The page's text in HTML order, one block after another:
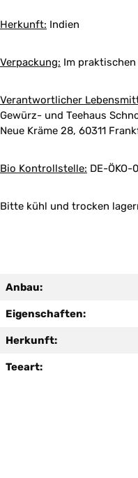
Herkunft: Indien
Verpackung: Im
Verantwortlicher
Gewürz- und Teehaus
Neue Kräme 28, 60311
Bio Kontrollstelle: DE-ÖKO-
Bitte kühl und trocken
Anbau:
Eigenschaften:
Herkunft:
Teeart: